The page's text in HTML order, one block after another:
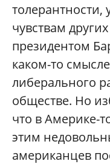
толерантности,
чувствам
президентом
каком-то
либерального
обществе. Но
что в Америке-
этим
американцев